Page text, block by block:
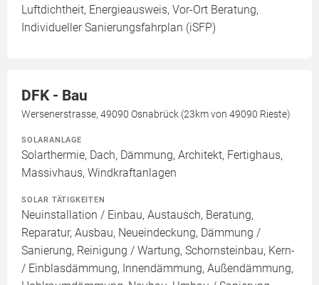
Luftdichtheit, Energieausweis, Vor-Ort Beratung,
Individueller Sanierungsfahrplan (iSFP)
DFK - Bau
Wersenerstrasse, 49090 Osnabrück (23km von 49090 Rieste)
SOLARANLAGE
Solarthermie, Dach, Dämmung, Architekt, Fertighaus,
Massivhaus, Windkraftanlagen
SOLAR TÄTIGKEITEN
Neuinstallation / Einbau, Austausch, Beratung,
Reparatur, Ausbau, Neueindeckung, Dämmung /
Sanierung, Reinigung / Wartung, Schornsteinbau, Kern-
/ Einblasdämmung, Innendämmung, Außendämmung,